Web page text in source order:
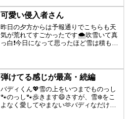
と雪に😂正面はアスファルトが❗️乾いてい
るところも多くな...
可愛い侵入者さん
昨日の夕方からは予報通りでこちらも天
気が荒れてすごかったです🌨吹雪いて真
っ白❗️今日になって思ったほど雪は積もっ
兄弟は怪しい人が侵入し...
弾けてる感じが最高・続編
バディくん💖雪の上をいつまでものっし
🐾のっし🐾歩きます😄さすが、雪❄️をこ
よなく愛してやまない🫶バディなだけあ